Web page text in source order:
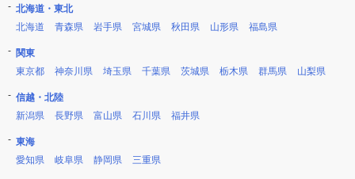
北海道・東北
北海道
青森県 岩手県 宮城県 秋田県 山形県 福島県
関東
東京都
神奈川県 埼玉県 千葉県 茨城県 栃木県 群馬県 山梨県
信越・北陸
新潟県
長野県 富山県 石川県 福井県
東海
愛知県
岐阜県 静岡県 三重県